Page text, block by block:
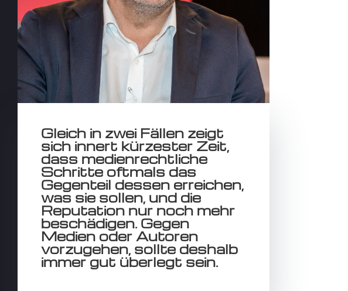
Gleich in zwei Fällen zeigt
sich innert kürzester Zeit,
dass medienrechtliche
Schritte oftmals das
Gegenteil dessen erreichen,
was sie sollen, und die
Reputation nur noch mehr
beschädigen. Gegen
Medien oder Autoren
vorzugehen, sollte deshalb
immer gut überlegt sein.